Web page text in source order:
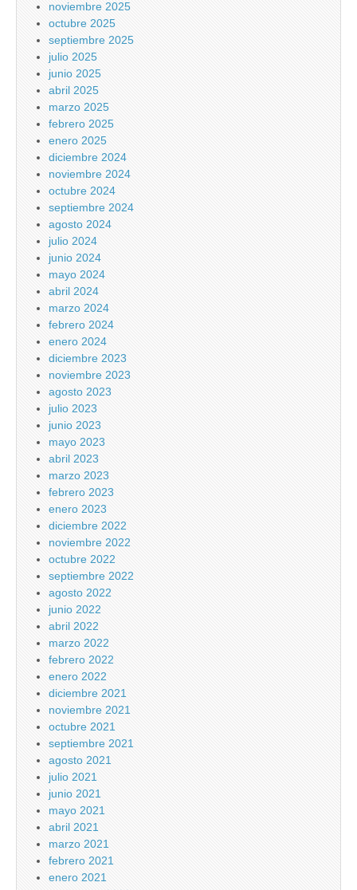
noviembre 2025
octubre 2025
septiembre 2025
julio 2025
junio 2025
abril 2025
marzo 2025
febrero 2025
enero 2025
diciembre 2024
noviembre 2024
octubre 2024
septiembre 2024
agosto 2024
julio 2024
junio 2024
mayo 2024
abril 2024
marzo 2024
febrero 2024
enero 2024
diciembre 2023
noviembre 2023
agosto 2023
julio 2023
junio 2023
mayo 2023
abril 2023
marzo 2023
febrero 2023
enero 2023
diciembre 2022
noviembre 2022
octubre 2022
septiembre 2022
agosto 2022
junio 2022
abril 2022
marzo 2022
febrero 2022
enero 2022
diciembre 2021
noviembre 2021
octubre 2021
septiembre 2021
agosto 2021
julio 2021
junio 2021
mayo 2021
abril 2021
marzo 2021
febrero 2021
enero 2021